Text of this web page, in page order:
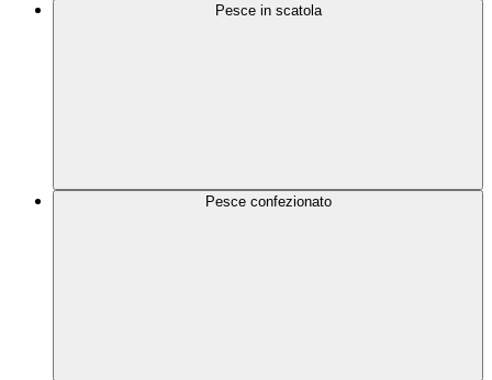
Pesce in scatola
Pesce confezionato